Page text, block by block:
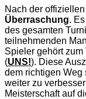
Nach der
Überraschung.
des gesamten
teilnehmenden
Spieler gehört
(UNS!). Diese
dem richtigen Weg
weiter zu
Meisterschaft auf